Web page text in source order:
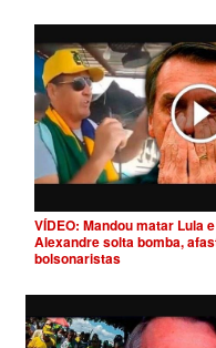
VÍDEO: Mandou matar Lula
Alexandre solta bomba,
bolsonaristas